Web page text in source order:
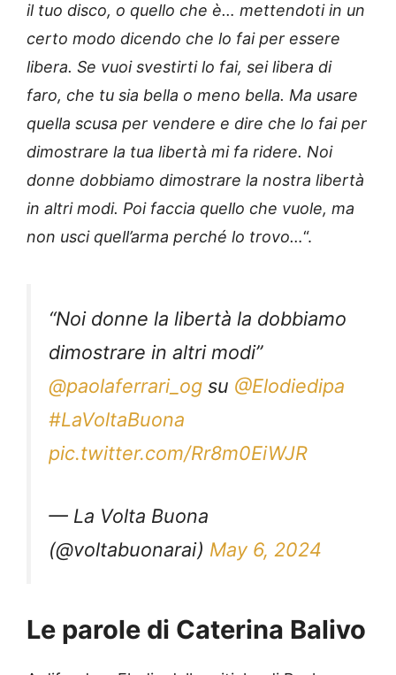
il tuo disco, o quello che è… mettendoti in un
certo modo dicendo che lo fai per essere
libera. Se vuoi svestirti lo fai, sei libera di
faro, che tu sia bella o meno bella. Ma usare
quella scusa per vendere e dire che lo fai per
dimostrare la tua libertà mi fa ridere. Noi
donne dobbiamo dimostrare la nostra libertà
in altri modi. Poi faccia quello che vuole, ma
non usci quell’arma perché lo trovo…“.
“Noi donne la libertà la dobbiamo
dimostrare in altri modi”
@paolaferrari_og su @Elodiedipa
#LaVoltaBuona
pic.twitter.com/Rr8m0EiWJR
— La Volta Buona
(@voltabuonarai) May 6, 2024
Le parole di Caterina Balivo